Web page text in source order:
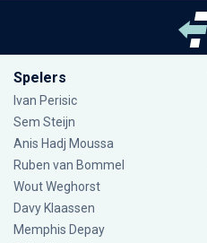
Spelers
Ivan Perisic
Sem Steijn
Anis Hadj Moussa
Ruben van Bommel
Wout Weghorst
Davy Klaassen
Memphis Depay